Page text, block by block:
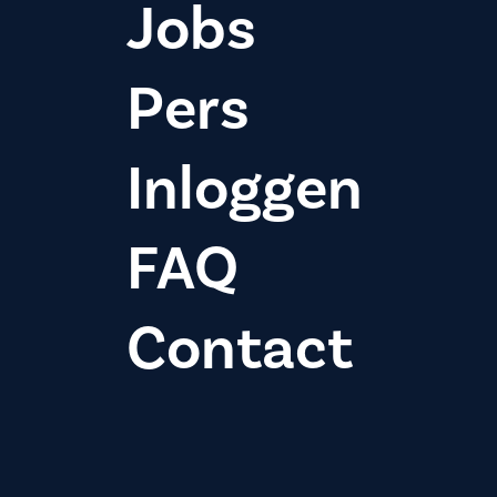
Jobs
Pers
Inloggen
FAQ
Contact